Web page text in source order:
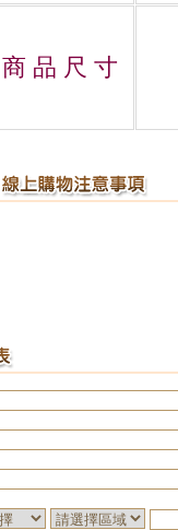
商 品 尺 寸